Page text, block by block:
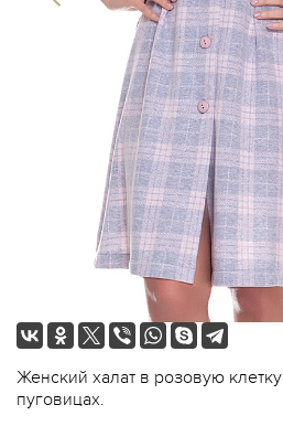
Женский халат в розовую
пуговицах.